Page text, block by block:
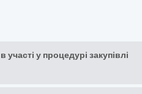
у процедурі закупівлі